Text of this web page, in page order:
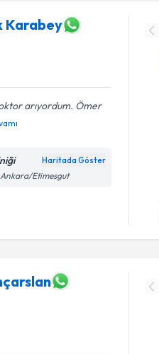
Karabey
arıyordum. Ömer
Haritada Göster
Ankara/Etimesgut